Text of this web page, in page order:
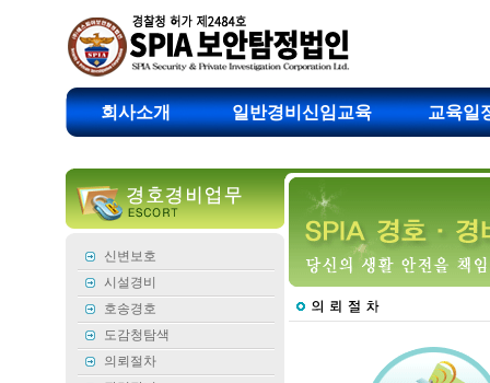
회사소개 일반경비신임교육 교육일
신변보호
시설경비
호송경호
도감청탐색
의뢰절차